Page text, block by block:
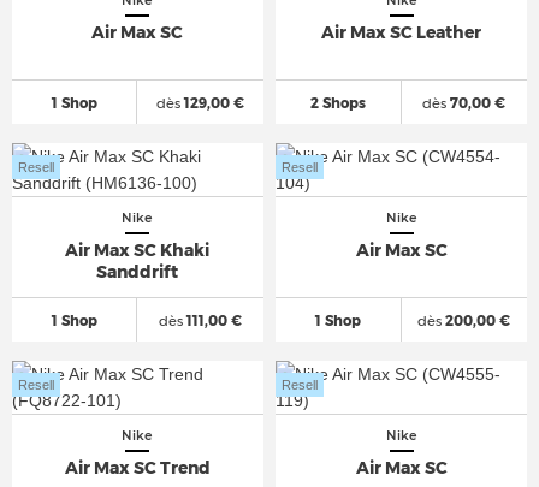
Air Max SC
1 Shop dès129,00 €
Air Max SC Leather
2 Shops dès 70,00 €
Nike
Air Max SC Khaki
Sanddrift
1 Shop
Resell
dès111,00 €
Nike
Air Max SC
1 Shop
Resell
dès 200,00 €
Nike
Air Max SC Trend
Resell
Nike
Air Max SC
Resell